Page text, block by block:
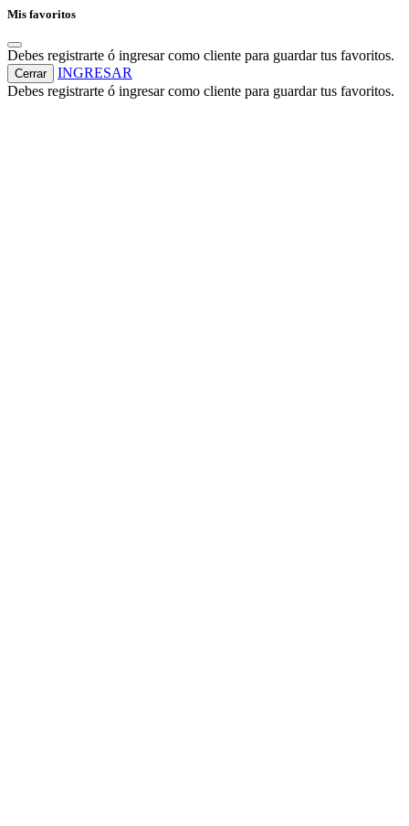
Mis favoritos
Debes registrarte ó ingresar como cliente para guardar tus favoritos.
Cerrar
INGRESAR
Debes registrarte ó ingresar como cliente para guardar tus favoritos.